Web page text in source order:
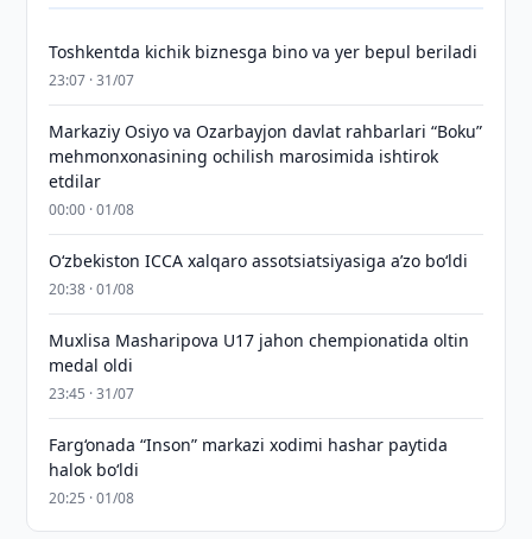
Toshkentda kichik biznesga bino va yer bepul beriladi
23:07 · 31/07
Markaziy Osiyo va Ozarbayjon davlat rahbarlari “Boku”
mehmonxonasining ochilish marosimida ishtirok
etdilar
00:00 · 01/08
O‘zbekiston ICCA xalqaro assotsiatsiyasiga aʼzo bo‘ldi
20:38 · 01/08
Muxlisa Masharipova U17 jahon chempionatida oltin
medal oldi
23:45 · 31/07
Farg‘onada “Inson” markazi xodimi hashar paytida
halok bo‘ldi
20:25 · 01/08